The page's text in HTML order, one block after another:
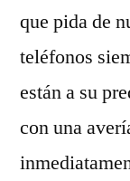
que pida de
teléfonos
están a su
con una